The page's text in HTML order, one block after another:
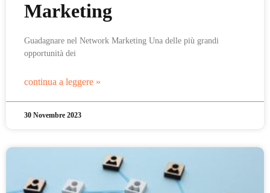
Marketing
Guadagnare nel Network Marketing Una delle più grandi
opportunità dei
continua a leggere »
30 Novembre 2023